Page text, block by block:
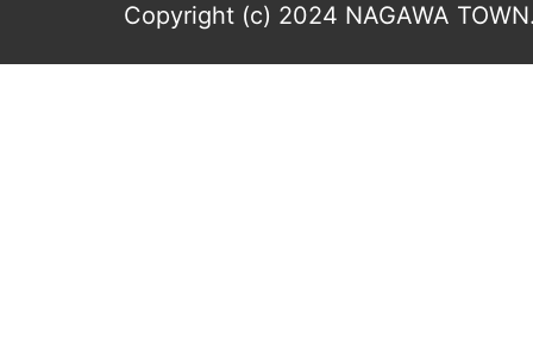
Copyright (c) 2024 NAGAWA